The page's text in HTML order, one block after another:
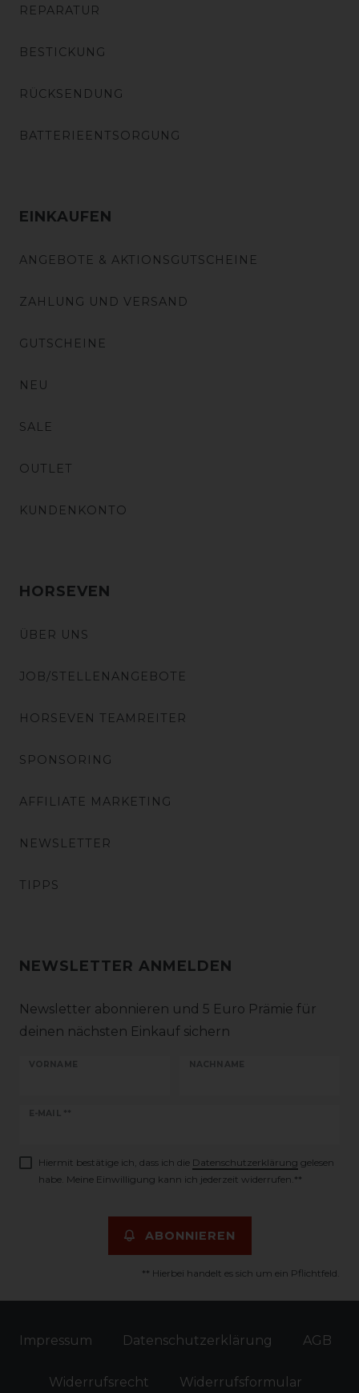
REPARATUR
BESTICKUNG
RÜCKSENDUNG
BATTERIEENTSORGUNG
EINKAUFEN
ANGEBOTE & AKTIONSGUTSCHEINE
ZAHLUNG UND VERSAND
GUTSCHEINE
NEU
SALE
OUTLET
KUNDENKONTO
HORSEVEN
ÜBER UNS
JOB/STELLENANGEBOTE
HORSEVEN TEAMREITER
SPONSORING
AFFILIATE MARKETING
NEWSLETTER
TIPPS
NEWSLETTER ANMELDEN
Newsletter abonnieren und 5 Euro Prämie für
deinen nächsten Einkauf sichern
VORNAME NACHNAME
E-MAIL **
Newsletter
Hiermit bestätige ich, dass ich die Daten­schutz­erklärung gelesen
habe. Meine Einwilligung kann ich jederzeit widerrufen.**
ABONNIEREN
** Hierbei handelt es sich um ein Pflichtfeld.
Impressum Daten­schutz­erklärung AGB
Widerrufs­recht Widerrufs­formular